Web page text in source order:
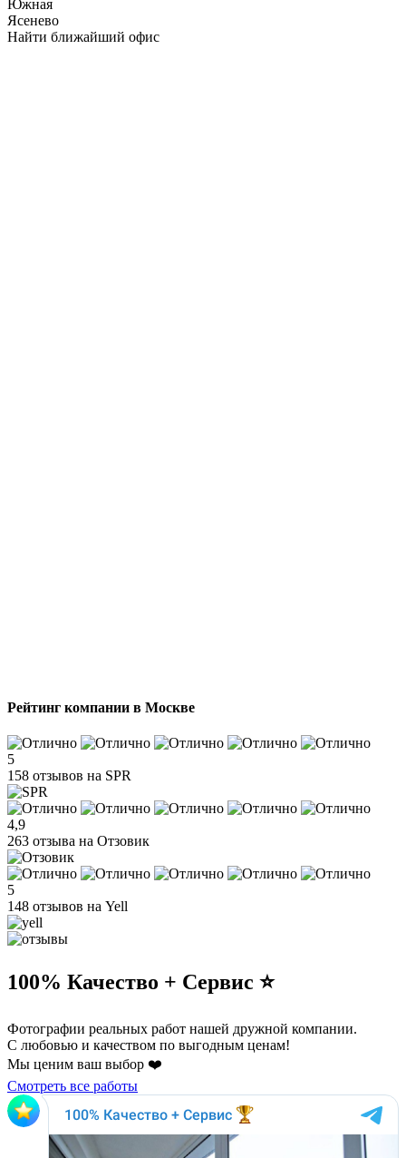
Южная
Ясенево
Найти ближайший офис
Рейтинг компании в Москве
5
158 отзывов на SPR
4,9
263 отзыва на Отзовик
5
148 отзывов на Yell
100% Качество + Сервис ⭐️
Фотографии реальных работ нашей дружной компании.
С любовью и качеством по выгодным ценам!
Мы ценим ваш выбор ❤️
Смотреть все работы